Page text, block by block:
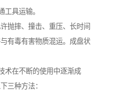
工具运输。
抛摔、撞击、重压、长时间
有毒有害物质混运。成盘状
术在不断的使用中逐渐成
三种方法：